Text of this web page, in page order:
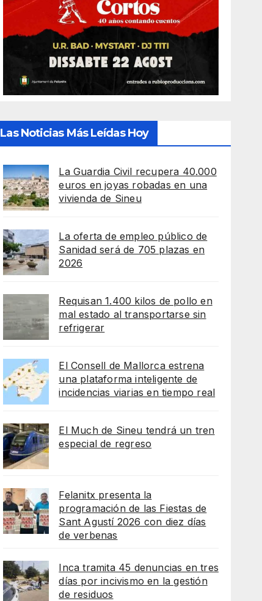
Las Noticias Más Leídas Hoy
La Guardia Civil recupera 40.000
euros en joyas robadas en una
vivienda de Sineu
La oferta de empleo público de
Sanidad será de 705 plazas en
2026
Requisan 1.400 kilos de pollo en
mal estado al transportarse sin
refrigerar
El Consell de Mallorca estrena
una plataforma inteligente de
incidencias viarias en tiempo real
El Much de Sineu tendrá un tren
especial de regreso
Felanitx presenta la
programación de las Fiestas de
Sant Agustí 2026 con diez días
de verbenas
Inca tramita 45 denuncias en tres
días por incivismo en la gestión
de residuos